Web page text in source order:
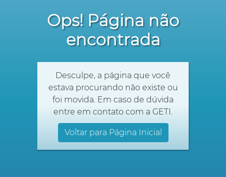
Ops! Página não
encontrada
Desculpe, a página que você
estava procurando não existe ou
foi movida. Em caso de dúvida
entre em contato com a GETI.
Voltar para Página Inicial